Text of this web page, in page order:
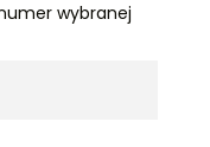
wybranej